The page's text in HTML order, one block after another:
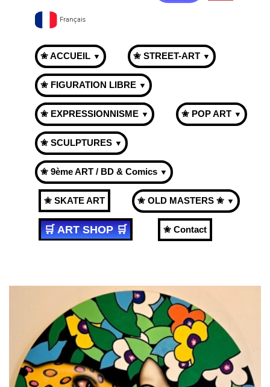
Français
✬ ACCUEIL ▼ ✬ STREET-ART ▼
✬ FIGURATION LIBRE ▼
✬ EXPRESSIONNISME ▼ ✬ POP ART ▼
✬ SCULPTURES ▼
✬ 9ème ART / BD & Comics ▼
✬ SKATE ART ✬ OLD MASTERS ✬ ▼
🛒 ART SHOP 🛒 ✬ Contact